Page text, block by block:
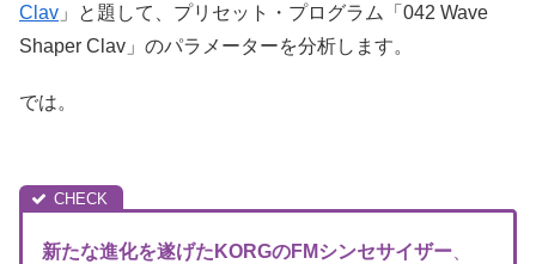
Clav 」と題して、プリセット・プログラム「042 Wave
Shaper Clav」のパラメーターを分析します。
では。
新たな進化を遂げたKORGのFMシンセサイザー